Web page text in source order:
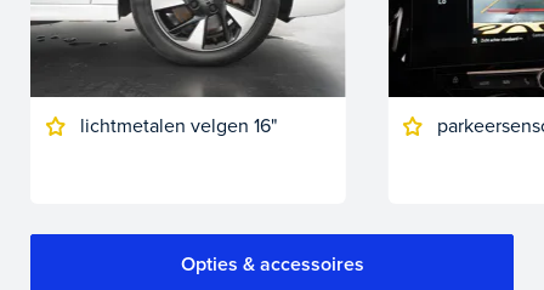
lichtmetalen velgen 16"
Opties & accessoires